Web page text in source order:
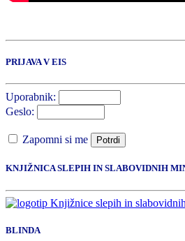
PRIJAVA V EIS
Uporabnik:
Geslo:
Zapomni si me Potrdi
KNJIŽNICA SLEPIH IN SLABOVIDNIH
BLINDA